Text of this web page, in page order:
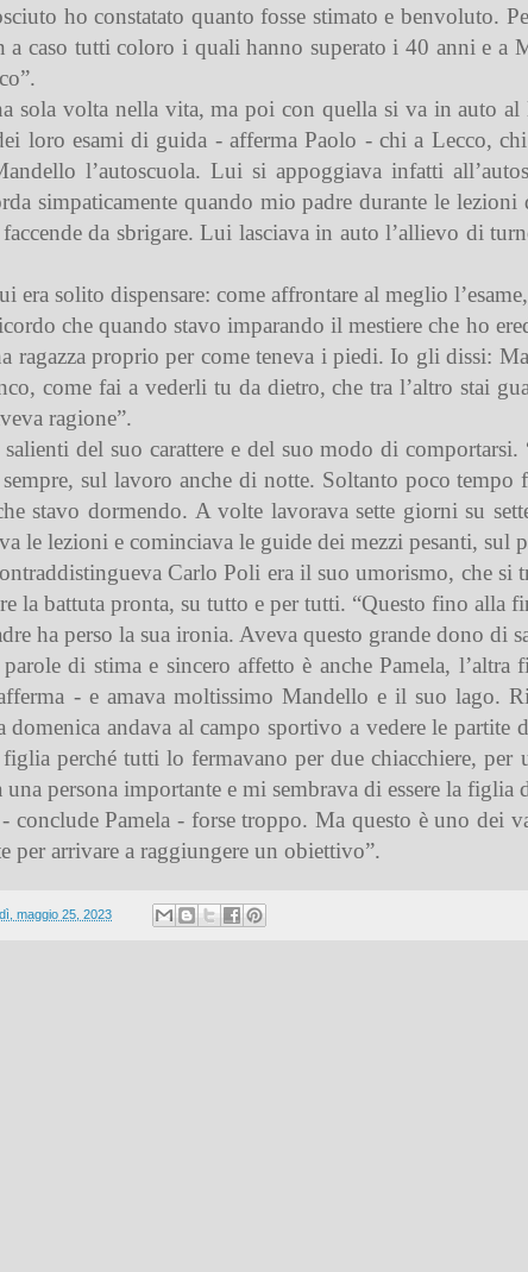
ho constatato quanto fosse stimato e benvoluto.
a caso tutti coloro i quali hanno superato i 40 anni e a
sola volta nella vita, ma poi con quella si va in auto
loro esami di guida - afferma Paolo - chi a Lecco,
l’autoscuola. Lui si appoggiava infatti
simpaticamente quando mio padre durante le
da sbrigare. Lui lasciava in auto l’allievo di
era solito dispensare: come affrontare al meglio
che quando stavo imparando il mestiere che ho
ragazza proprio per come teneva i piedi. Io gli dissi:
come fai a vederli tu da dietro, che tra l’altro stai
ragione”.
del suo carattere e del suo modo di
sul lavoro anche di notte. Soltanto poco
stavo dormendo. A volte lavorava sette giorni su
le lezioni e cominciava le guide dei mezzi pesanti, sul
Carlo Poli era il suo umorismo, che
la battuta pronta, su tutto e per tutti. “Questo fino
ha perso la sua ironia. Aveva questo grande dono di
di stima e sincero affetto è anche Pamela,
- e amava moltissimo Mandello e il suo lago.
andava al campo sportivo a vedere le
perché tutti lo fermavano per due chiacchiere, per
una persona importante e mi sembrava di essere la figlia
conclude Pamela - forse troppo. Ma questo è uno dei
per arrivare a raggiungere un obiettivo”.
maggio 25, 2023